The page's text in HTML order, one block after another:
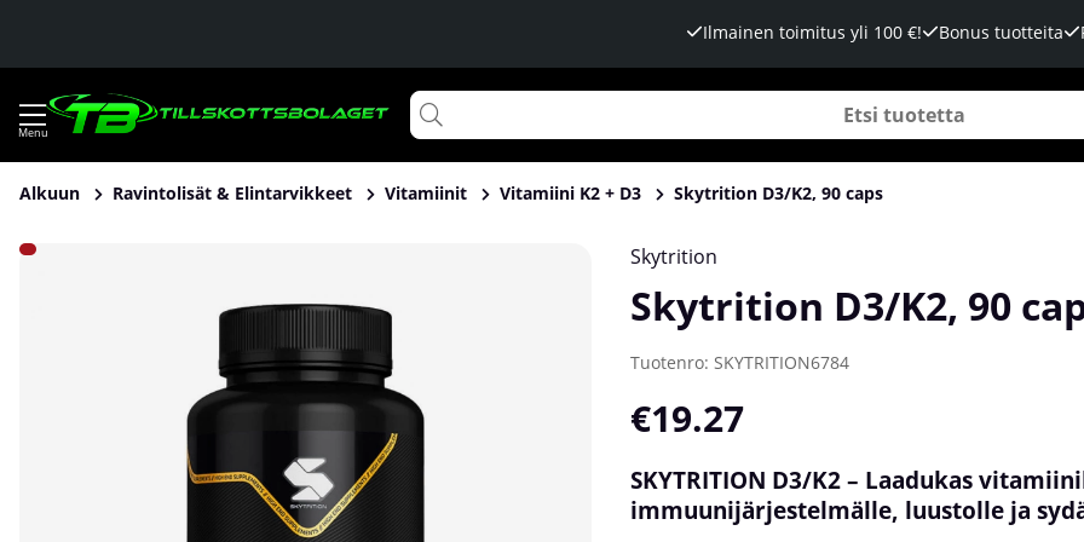
Ilmainen toimitus yli 100 €! Bonus tuotteita
Alkuun Ravintolisät & Elintarvikkeet Vitamiinit Vitamiini K2 + D3 Skytrition D3/K2, 90 caps
Tuotekuvat Skytrition D3/K2, 90 caps Skytrition
Skytrition D3/K2, 90
Tuotenro: SKYTRITION6784
€19.27
SKYTRITION D3/K2 – Laadukas
immuunijärjestelmälle, luustolle ja